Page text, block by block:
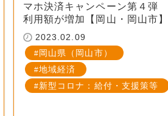
マホ決済キャンペーン第４弾
利用額が増加【岡山・岡山市】
2023.02.09
岡山県（岡山市）
地域経済
新型コロナ：給付・支援策等